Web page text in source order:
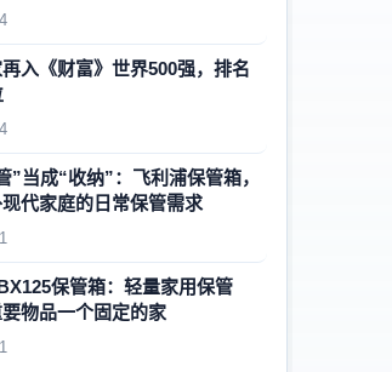
入《财富》世界500强，排名
”当成“收纳”：飞利浦保管箱，
代家庭的日常保管需求
保管箱：轻量家用保管
物品一个固定的家